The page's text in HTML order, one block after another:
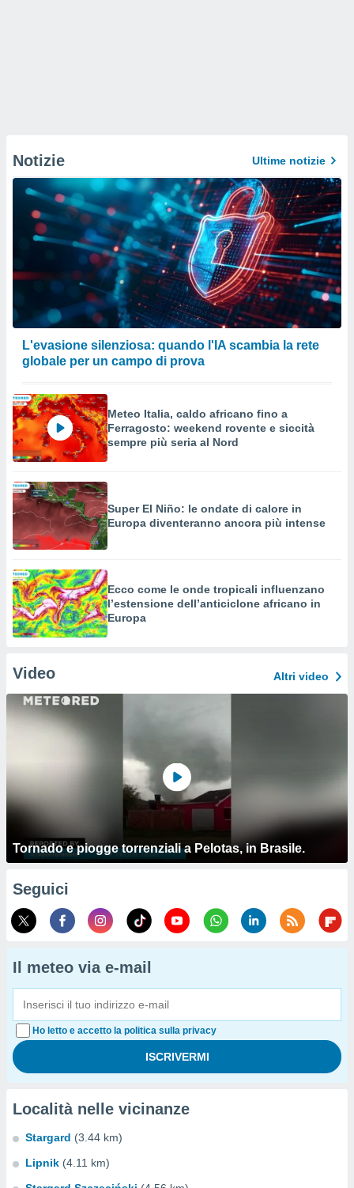
Notizie Ultime notizie
L'evasione silenziosa: quando l'IA scambia la rete
globale per un campo di prova
Meteo Italia, caldo africano fino a
Ferragosto: weekend rovente e siccità
sempre più seria al Nord
Super El Niño: le ondate di calore in
Europa diventeranno ancora più intense
Ecco come le onde tropicali influenzano
l’estensione dell’anticiclone africano in
Europa
Video Altri video
Tornado e piogge torrenziali a Pelotas, in Brasile.
Seguici
Il meteo via e-mail
Ho letto e accetto la politica sulla privacy
Località nelle vicinanze
Stargard (3.44 km)
Lipnik (4.11 km)